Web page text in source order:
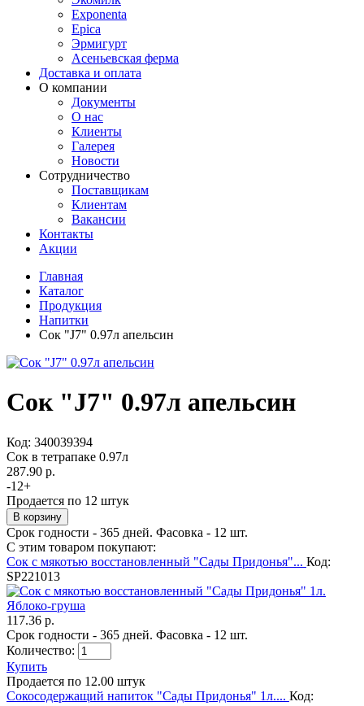
Exponenta
Epica
Эрмигурт
Асеньевская ферма
Доставка и оплата
О компании
Документы
О нас
Клиенты
Галерея
Новости
Сотрудничество
Поставщикам
Клиентам
Вакансии
Контакты
Акции
Главная
Каталог
Продукция
Напитки
Сок "J7" 0.97л апельсин
Сок "J7" 0.97л апельсин
Код: 340039394
Сок в тетрапаке 0.97л
287.90 р.
-12+
Продается по 12 штук
Срок годности - 365 дней. Фасовка - 12 шт.
С этим товаром покупают:
Сок с мякотью восстановленный "Сады Придонья"... Код:
SP221013
117.36 р.
Срок годности - 365 дней. Фасовка - 12 шт.
Количество:
Купить
Продается по 12.00 штук
Сокосодержащий напиток "Сады Придонья" 1л.... Код: